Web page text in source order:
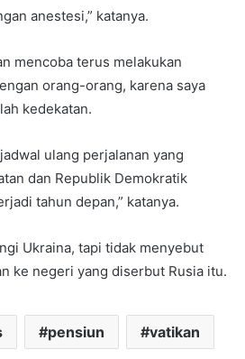
anestesi,” katanya.
mencoba terus melakukan
orang-orang, karena saya
kedekatan.
ulang perjalanan yang
dan Republik Demokratik
tahun depan,” katanya.
Ukraina, tapi tidak menyebut
ke negeri yang diserbut Rusia itu.
pensiun vatikan